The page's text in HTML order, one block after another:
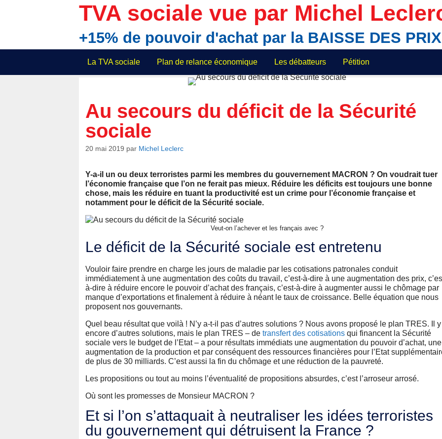
TVA sociale vue par Michel
+15% de pouvoir d'achat par la BAISSE DES
La TVA sociale Plan de relance économique Les débatteurs Pétition
Au secours du déficit de la Sécurité
sociale
20 mai 2019 par Michel Leclerc
Y-a-il un ou deux terroristes parmi les membres du gouvernement MACRON ? On voudrait tuer
l’économie française que l’on ne ferait pas mieux. Réduire les déficits est toujours une bonne
chose, mais les réduire en tuant la productivité est un crime pour l’économie française et
notamment pour le déficit de la Sécurité sociale.
Veut-on l’achever et les français avec ?
Le déficit de la Sécurité sociale est entretenu
Vouloir faire prendre en charge les jours de maladie par les cotisations patronales conduit
immédiatement à une augmentation des coûts du travail, c’est-à-dire à une augmentation des prix,
à-dire à réduire encore le pouvoir d’achat des français, c’est-à-dire à augmenter aussi le chômage par
manque d’exportations et finalement à réduire à néant le taux de croissance. Belle équation que nous
proposent nos gouvernants.
Quel beau résultat que voilà ! N’y a-t-il pas d’autres solutions ? Nous avons proposé le plan TRES. Il y
encore d’autres solutions, mais le plan TRES – de transfert des cotisations qui financent la Sécurité
sociale vers le budget de l’Etat – a pour résultats immédiats une augmentation du pouvoir d’achat, une
augmentation de la production et par conséquent des ressources financières pour l’Etat
de plus de 30 milliards. C’est aussi la fin du chômage et une réduction de la pauvreté.
Les propositions ou tout au moins l’éventualité de propositions absurdes, c’est l’arroseur arrosé.
Où sont les promesses de Monsieur MACRON ?
Et si l’on s’attaquait à neutraliser les idées terroristes
du gouvernement qui détruisent la France ?